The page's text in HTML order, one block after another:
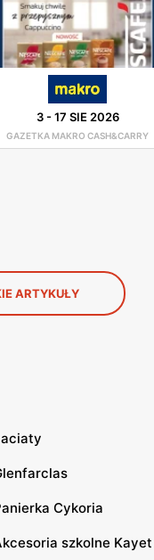
3-17 SIE 2026
GAZETKA MAKRO CASH&CARRY
ARTYKUŁY
Cykoria
szkolne Kayet